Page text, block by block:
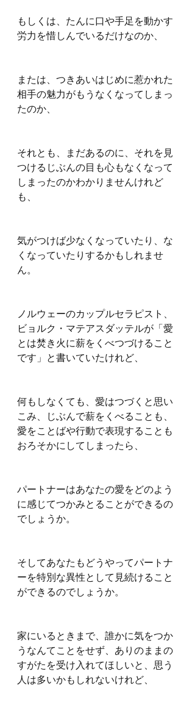
もしくは、たんに口や手足を動かす
労力を惜しんでいるだけなのか、
または、つきあいはじめに惹かれた
相手の魅力がもうなくなってしまっ
たのか、
それとも、まだあるのに、それを見
つけるじぶんの目も心もなくなって
しまったのかわかりませんけれど
も、
気がつけば少なくなっていたり、な
くなっていたりするかもしれませ
ん。
ノルウェーのカップルセラピスト、
ビョルク・マテアスダッテルが「愛
とは焚き火に薪をくべつづけること
です」と書いていたけれど、
何もしなくても、愛はつづくと思い
こみ、じぶんで薪をくべることも、
愛をことばや行動で表現することも
おろそかにしてしまったら、
パートナーはあなたの愛をどのよう
に感じてつかみとることができるの
でしょうか。
そしてあなたもどうやってパートナ
ーを特別な異性として見続けること
ができるのでしょうか。
家にいるときまで、誰かに気をつか
うなんてことをせず、ありのままの
すがたを受け入れてほしいと、思う
人は多いかもしれないけれど、